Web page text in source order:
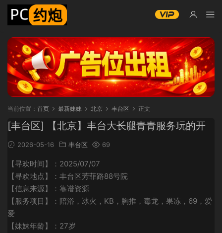
当前位置： 首页 最新妹妹 北京 丰台区 正文
[丰台区] 【北京】丰台大长腿青青服务玩的开
2026-05-16 丰台区 69
【寻欢时间】：2025/07/07
【寻欢地点】：丰台区芳菲路88号院
【信息来源】：靠谱资源
【服务项目】：陪浴，冰火，KB，胸推，毒龙，果冻，69，爱
爱
【妹妹年龄】：27岁